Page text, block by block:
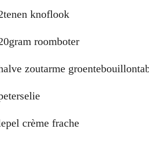
knoflook
roomboter
zoutarme
crème frache